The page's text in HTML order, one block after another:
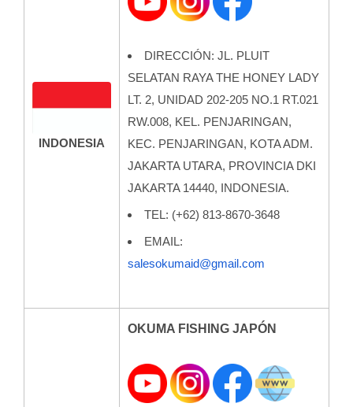
INDONESIA
DIRECCIÓN: JL. PLUIT
SELATAN RAYA THE HONEY LADY
LT. 2, UNIDAD 202-205 NO.1 RT.021
RW.008, KEL. PENJARINGAN,
KEC. PENJARINGAN, KOTA ADM.
JAKARTA UTARA, PROVINCIA DKI
JAKARTA 14440, INDONESIA.
TEL: (+62) 813-8670-3648
EMAIL:
salesokumaid@gmail.com
OKUMA FISHING JAPÓN